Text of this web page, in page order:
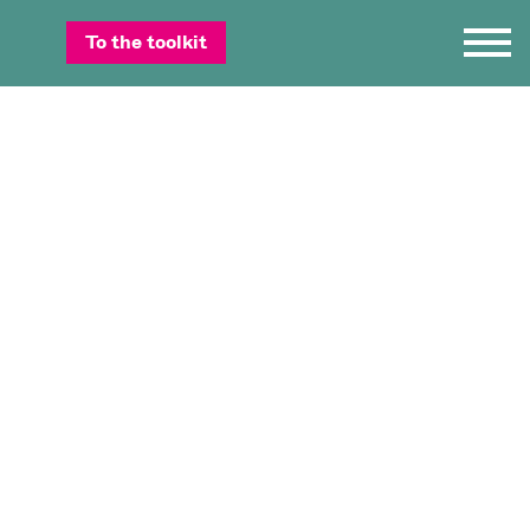
To the toolkit